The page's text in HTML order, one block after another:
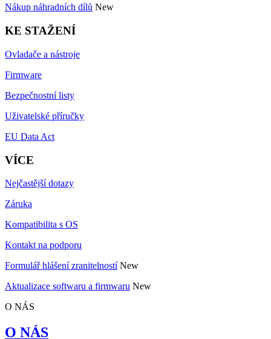
Nákup náhradních dílů New
KE STAŽENÍ
Ovladače a nástroje
Firmware
Bezpečnostní listy
Uživatelské příručky
EU Data Act
VÍCE
Nejčastější dotazy
Záruka
Kompatibilita s OS
Kontakt na podporu
Formulář hlášení zranitelností New
Aktualizace softwaru a firmwaru New
O NÁS
O NÁS